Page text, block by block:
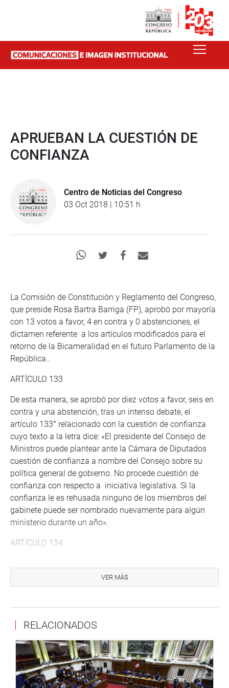
APRUEBAN LA CUESTIÓN DE
CONFIANZA
Centro de Noticias del Congreso
03 Oct 2018 | 10:51 h
La Comisión de Constitución y Reglamento del Congreso,
que preside Rosa Bartra Barriga (FP), aprobó por mayoría
con 13 votos a favor, 4 en contra y 0 abstenciones, el
dictamen referente a los artículos modificados para el
retorno de la Bicameralidad en el futuro Parlamento de la
República..
ARTÍCULO 133
De esta manera, se aprobó por diez votos a favor, seis en
contra y una abstención, tras un intenso debate, el
artículo 133° relacionado con la cuestión de confianza
cuyo texto a la letra dice: «El presidente del Consejo de
Ministros puede plantear ante la Cámara de Diputados
cuestión de confianza a nombre del Consejo sobre su
política general de gobierno. No procede cuestión de
confianza con respecto a iniciativa legislativa. Si la
confianza le es rehusada ninguno de los miembros del
gabinete puede ser nombrado nuevamente para algún
ministerio durante un año».
ARTÍCULO 134
abstención, se aprobó el artículo 134°, que dice: “El
Presidente de la República está facultado para disolver la
disolución contiene la convocatoria a elecciones para una
realizan dentro de los cuatro meses de la fecha de
disolución, sin que pueda alterarse el sistema electoral
preexistente. La Cámara de Diputados
VER MÁS
RELACIONADOS